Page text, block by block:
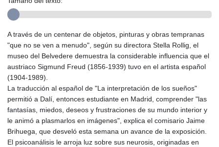
A través de un centenar de objetos, pinturas y obras tempranas
"que no se ven a menudo", según su directora Stella Rollig, el
museo del Belvedere demuestra la considerable influencia que el
austriaco Sigmund Freud (1856-1939) tuvo en el artista español
(1904-1989).
La traducción al español de "La interpretación de los sueños"
permitió a Dalí, entonces estudiante en Madrid, comprender "las
fantasías, miedos, deseos y frustraciones de su mundo interior y
le animó a plasmarlos en imágenes", explica el comisario Jaime
Brihuega, que desveló esta semana un avance de la exposición.
El psicoanálisis le arroja luz sobre sus neurosis, originadas en